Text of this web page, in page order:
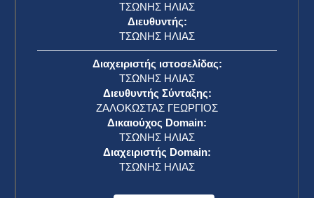
ΤΣΩΝΗΣ ΗΛΙΑΣ
Διευθυντής:
ΤΣΩΝΗΣ ΗΛΙΑΣ
Διαχειριστής ιστοσελίδας:
ΤΣΩΝΗΣ ΗΛΙΑΣ
Διευθυντής Σύνταξης:
ΖΑΛΟΚΩΣΤΑΣ ΓΕΩΡΓΙΟΣ
Δικαιούχος Domain:
ΤΣΩΝΗΣ ΗΛΙΑΣ
Διαχειριστής Domain:
ΤΣΩΝΗΣ ΗΛΙΑΣ